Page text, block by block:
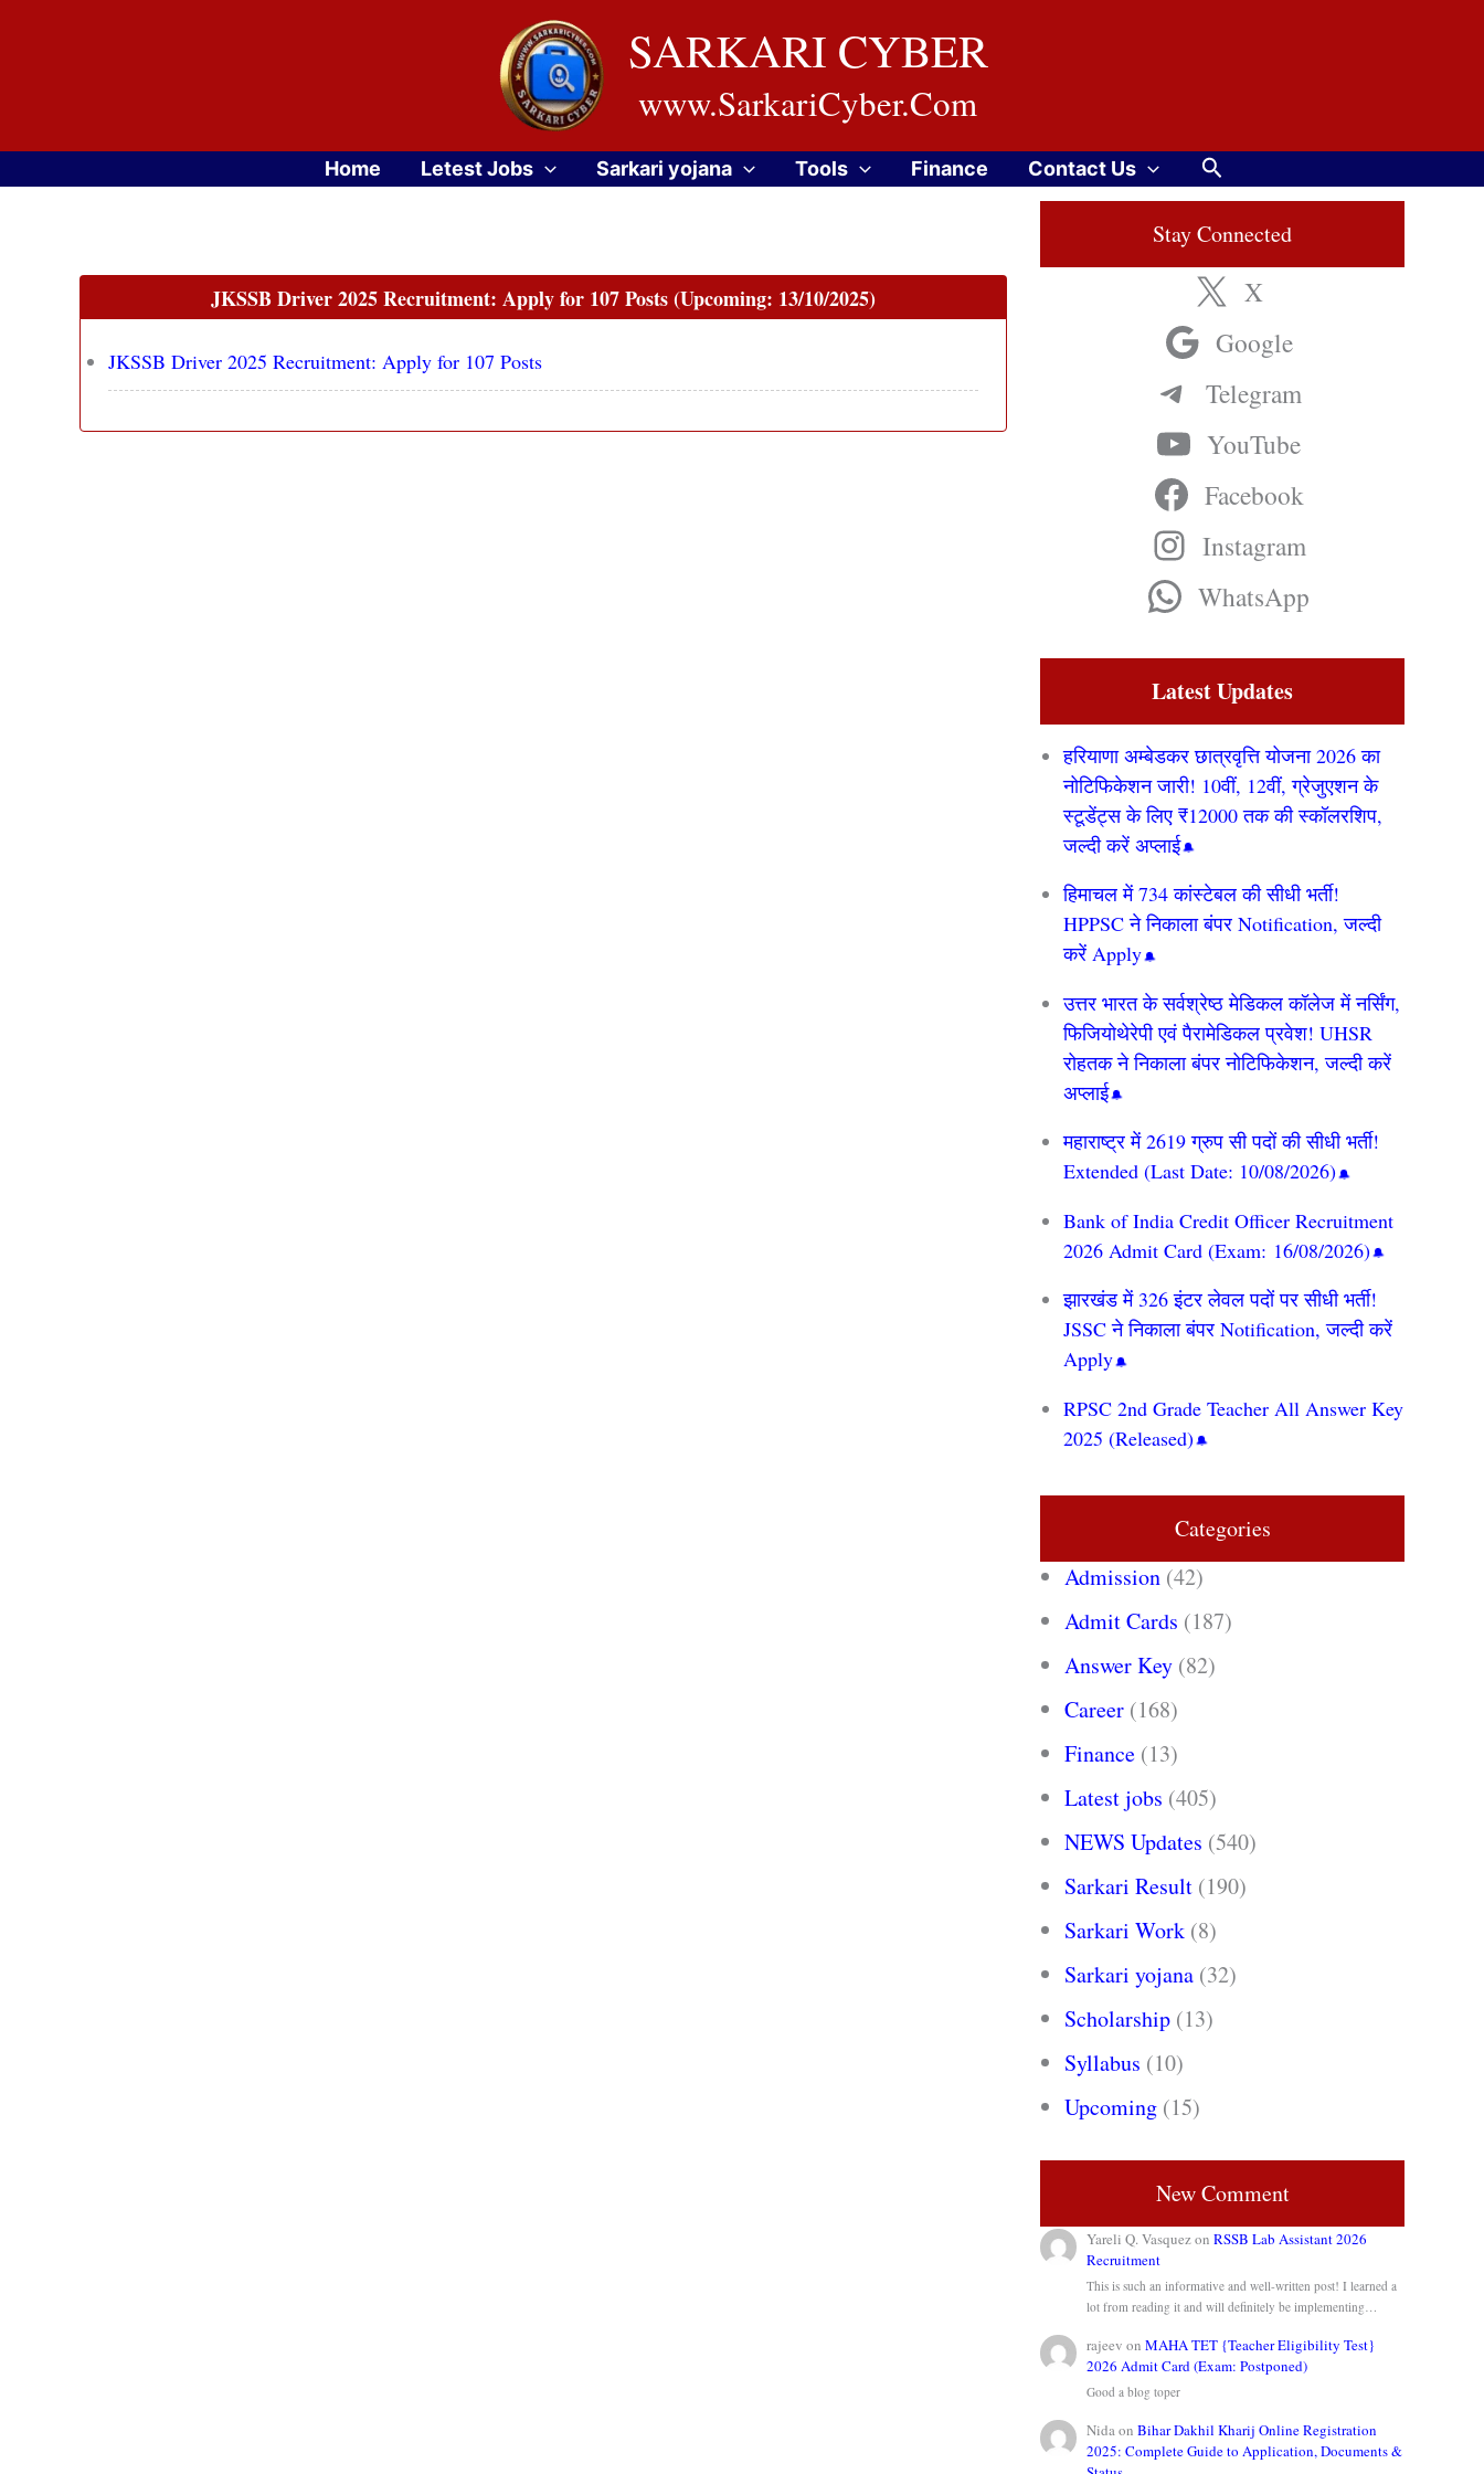
SARKARI CYBER
www.SarkariCyber.Com
Home Letest Jobs Sarkari yojana Tools Finance Contact Us Search
JKSSB Driver 2025 Recruitment: Apply for 107 Posts (Upcoming: 13/10/2025)
JKSSB Driver 2025 Recruitment: Apply for 107 Posts
Stay Connected
X
Google
Telegram
YouTube
Facebook
Instagram
WhatsApp
Latest Updates
हरियाणा अम्बेडकर छात्रवृत्ति योजना 2026 का
नोटिफिकेशन जारी! 10वीं, 12वीं, ग्रेजुएशन के
स्टूडेंट्स के लिए ₹12000 तक की स्कॉलरशिप,
जल्दी करें अप्लाई
हिमाचल में 734 कांस्टेबल की सीधी भर्ती!
HPPSC ने निकाला बंपर Notification, जल्दी
करें Apply
उत्तर भारत के सर्वश्रेष्ठ मेडिकल कॉलेज में नर्सिंग,
फिजियोथेरेपी एवं पैरामेडिकल प्रवेश! UHSR
रोहतक ने निकाला बंपर नोटिफिकेशन, जल्दी करें
अप्लाई
महाराष्ट्र में 2619 ग्रुप सी पदों की सीधी भर्ती!
Extended (Last Date: 10/08/2026)
Bank of India Credit Officer Recruitment
2026 Admit Card (Exam: 16/08/2026)
झारखंड में 326 इंटर लेवल पदों पर सीधी भर्ती!
JSSC ने निकाला बंपर Notification, जल्दी करें
Apply
RPSC 2nd Grade Teacher All Answer Key
2025 (Released)
Categories
Admission (42)
Admit Cards (187)
Answer Key (82)
Career (168)
Finance (13)
Latest jobs (405)
NEWS Updates (540)
Sarkari Result (190)
Sarkari Work (8)
Sarkari yojana (32)
Scholarship (13)
Syllabus (10)
Upcoming (15)
New Comment
Yareli Q. VasquezonRSSB Lab Assistant 2026
Recruitment
This is such an informative and well-written post! I learned a
lot from reading it and will definitely be implementing…
rajeev onMAHA TET {Teacher Eligibility Test}
2026 Admit Card (Exam: Postponed)
Good a blog toper
NidaonBihar Dakhil Kharij Online Registration
2025: Complete Guide to Application, Documents &